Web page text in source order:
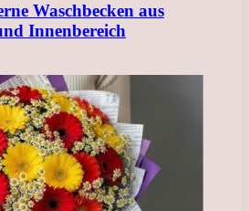
Waschbecken aus
Innenbereich